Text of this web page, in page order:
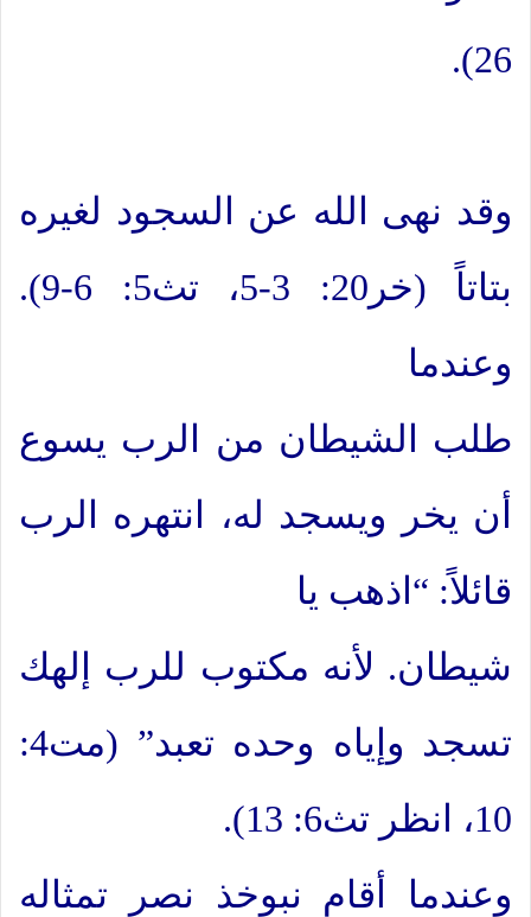
26).
وقد نهى الله عن السجود لغيره
بتاتاً (خر20: 3-5، تث5: 6-9).
وعندما
طلب الشيطان من الرب يسوع
أن يخر ويسجد له، انتهره الرب
قائلاً: “اذهب يا
شيطان. لأنه مكتوب للرب إلهك
تسجد وإياه وحده تعبد” (مت4:
10، انظر تث6: 13).
وعندما أقام نبوخذ نصر تمثاله